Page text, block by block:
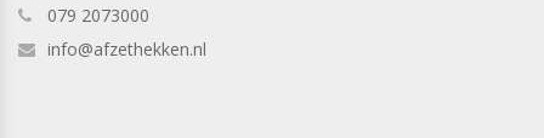
079 2073000
info@afzethekken.nl